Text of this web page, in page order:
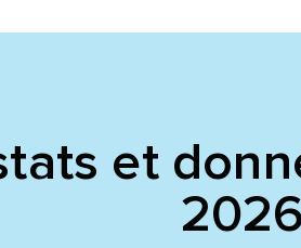
et
2026